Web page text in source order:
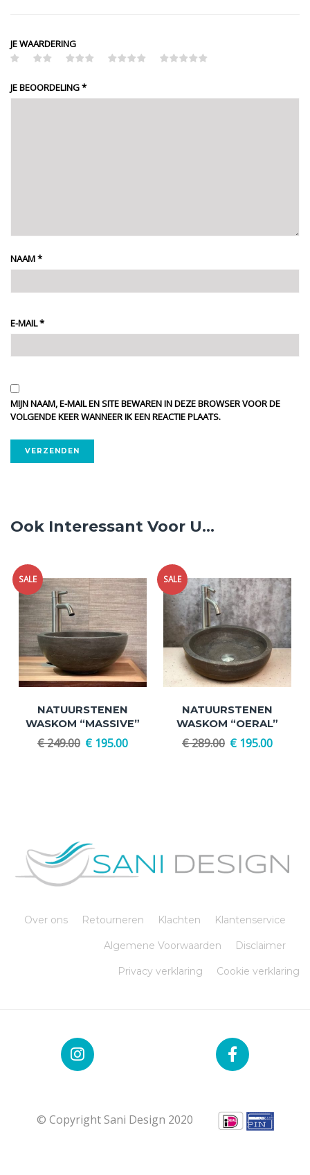
JE WAARDERING
JE BEOORDELING*
NAAM*
E-MAIL*
MIJN NAAM, E-MAIL EN SITE BEWAREN IN DEZE BROWSER VOOR DE
VOLGENDE KEER WANNEER IK EEN REACTIE PLAATS.
Ook Interessant Voor U...
SALE
NATUURSTENEN
WASKOM “MASSIVE”
€249.00 € 195.00
SALE
NATUURSTENEN
WASKOM “OERAL”
€289.00 € 195.00
Over ons Retourneren Klachten Klantenservice
Algemene Voorwaarden Disclaimer
Privacy verklaring Cookie verklaring
© Copyright Sani Design 2020